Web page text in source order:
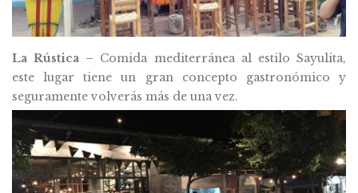
La Rústica – Comida mediterránea al estilo Sayulita,
este lugar tiene un gran concepto gastronómico y
seguramente volverás más de una vez.